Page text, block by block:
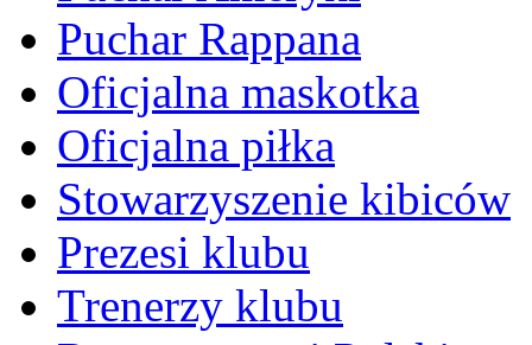
Puchar Rappana
Oficjalna maskotka
Oficjalna piłka
Stowarzyszenie kibiców
Prezesi klubu
Trenerzy klubu